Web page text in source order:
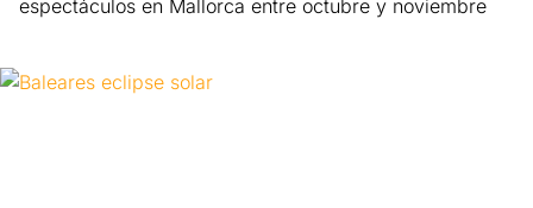
espectáculos en Mallorca entre octubre y noviembre